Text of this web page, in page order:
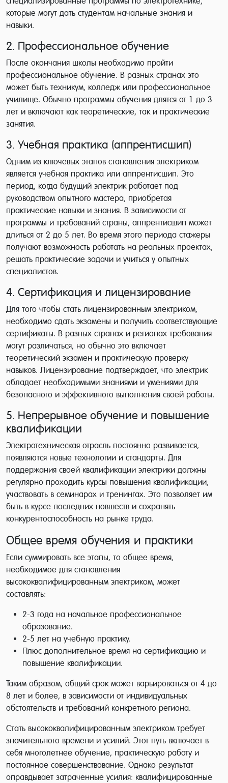
которые могут дать студентам начальные знания и
навыки.
2. Профессиональное обучение
После окончания школы необходимо пройти
профессиональное обучение. В разных странах это
может быть техникум, колледж или профессиональное
училище. Обычно программы обучения длятся от 1 до 3
лет и включают как теоретические, так и практические
занятия.
3. Учебная практика (аппрентисшип)
Одним из ключевых этапов становления электриком
является учебная практика или аппрентисшип. Это
период, когда будущий электрик работает под
руководством опытного мастера, приобретая
практические навыки и знания. В зависимости от
программы и требований страны, аппрентисшип может
длиться от 2 до 5 лет. Во время этого периода стажеры
получают возможность работать на реальных проектах,
решать практические задачи и учиться у опытных
специалистов.
4. Сертификация и лицензирование
Для того чтобы стать лицензированным электриком,
необходимо сдать экзамены и получить соответствующие
сертификаты. В разных странах и регионах требования
могут различаться, но обычно это включает
теоретический экзамен и практическую проверку
навыков. Лицензирование подтверждает, что электрик
обладает необходимыми знаниями и умениями для
безопасного и эффективного выполнения своей работы.
5. Непрерывное обучение и повышение
квалификации
Электротехническая отрасль постоянно развивается,
появляются новые технологии и стандарты. Для
поддержания своей квалификации электрики должны
регулярно проходить курсы повышения квалификации,
участвовать в семинарах и тренингах. Это позволяет им
быть в курсе последних новшеств и сохранять
конкурентоспособность на рынке труда.
Общее время обучения и практики
Если суммировать все этапы, то общее время,
необходимое для становления
высококвалифицированным электриком, может
составлять:
2-3 года на начальное профессиональное
образование.
2-5 лет на учебную практику.
Плюс дополнительное время на сертификацию и
повышение квалификации.
Таким образом, общий срок может варьироваться от 4 до
8 лет и более, в зависимости от индивидуальных
обстоятельств и требований конкретного региона.
Стать высококвалифицированным электриком требует
значительного времени и усилий. Этот путь включает в
себя многолетнее обучение, практическую работу и
постоянное совершенствование. Однако результат
оправдывает затраченные усилия: квалифицированные